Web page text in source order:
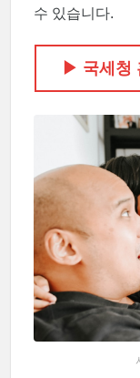
수 있습니다.
▶ 국세청